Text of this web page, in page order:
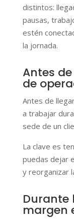
distintos:
pausas,
estén
la jornada.
Antes
de
Antes de
a trabajar
sede de un
La clave es
puedas dejar
y reorganizar
Durante
margen